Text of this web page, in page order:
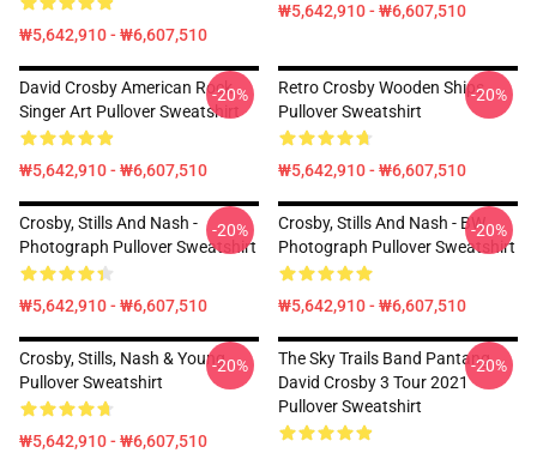
₩5,642,910 - ₩6,607,510
₩5,642,910 - ₩6,607,510
David Crosby American Rock
Singer Art Pullover Sweatshirt
₩5,642,910 - ₩6,607,510
-20%
Retro Crosby Wooden Ships
Pullover Sweatshirt
₩5,642,910 - ₩6,607,510
-20%
Crosby, Stills And Nash -
Photograph Pullover Sweatshirt
₩5,642,910 - ₩6,607,510
-20%
Crosby, Stills And Nash - BW
Photograph Pullover Sweatshirt
₩5,642,910 - ₩6,607,510
-20%
Crosby, Stills, Nash & Young
Pullover Sweatshirt
₩5,642,910 - ₩6,607,510
-20%
The Sky Trails Band Pantang
David Crosby 3 Tour 2021
Pullover Sweatshirt
-20%